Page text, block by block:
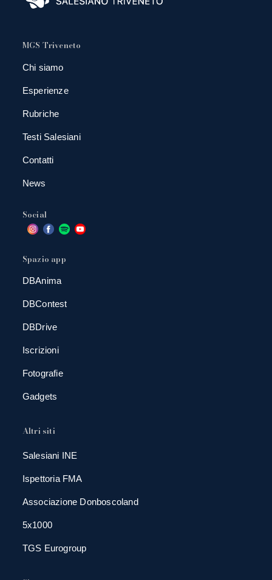
MGS Triveneto
Chi siamo
Esperienze
Rubriche
Testi Salesiani
Contatti
News
Social
Spazio app
DBAnima
DBContest
DBDrive
Iscrizioni
Fotografie
Gadgets
Altri siti
Salesiani INE
Ispettoria FMA
Associazione Donboscoland
5x1000
TGS Eurogroup